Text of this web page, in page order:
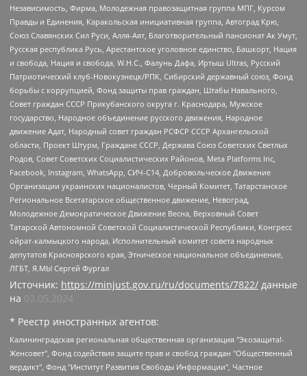
Независимость, Фирма, Молодежная правозащитная группа МПГ, Курсом
Правды и Единения, Каракольская инициативная группа, Автоград Крю,
Союз Славянских Сил Руси, Алля-Аят, Благотворительный пансионат Ак Умут,
Русская республика Русь, Арестантское уголовное единство, Башкорт, Нация
и свобода, Нация и свобода, W.H.С., Фалунь Дафа, Иртыш Ultras, Русский
Патриотический клуб-Новокузнецк/РПК, Сибирский державный союз, Фонд
борьбы с коррупцией, Фонд защиты прав граждан, Штабы Навального,
Совет граждан СССР Прикубанского округа г. Краснодара, Мужское
государство, Народное объединение русского движения, Народное
движение Адат, Народный совет граждан РСФСР СССР Архангельской
области, Проект Штурм, Граждане СССР, Держава Союз Советских Светлых
Родов, Совет Советских Социалистических Районов, Meta Platforms Inc,
Facebook, Instagram, WhatsApp, СИЧ-С14, Добровольческое Движение
Организации украинских националистов, Черный Комитет, Татарстанское
Региональное Всетатарское общественное движение, Невоград,
Молодежное Демократическое Движение Весна, Верховный Совет
Татарской Автономной Советской Социалистической Республики, Конгресс
ойрат-калмыцкого народа, Исполнительный комитет совета народных
депутатов Красноярского края, Этническое национальное объединение,
ЛГБТ, Я.МЫ Сергей Фургал
Источник: https://minjust.gov.ru/ru/documents/7822/ данные
на 03.05.2024
* Реестр иностранных агентов:
Калининградская региональная общественная организация "Экозащита!-Женсовет", Фонд содействия защите прав и свобод граждан "Общественный вердикт", Фонд "Институт Развития Свободы Информации", Частное учреждение "Информационное агентство МЕМО. РУ", Региональная общественная организация "Общественная комиссия по сохранению наследия академика Сахарова", Фонд поддержки свободы прессы, Санкт-Петербургская общественная правозащитная организация "Гражданский контроль", Межрегиональная общественная организация "Информационно-просветительский центр "Мемориал", Региональный Фонд "Центр Защиты Прав Средств Массовой Информации", с 05.12.2023 Фонд "Центр Защиты Прав Средств массовой информации", Региональная общественная благотворительная организация помощи беженцам и мигрантам "Гражданское содействие", Негосударственное образовательное учреждение дополнительного профессионального образования (повышение квалификации) специалистов "АКАДЕМИЯ ПО ПРАВАМ ЧЕЛОВЕКА", Свердловская региональная общественная организация "Сутяжник", Автономная некоммерческая организация "Центр независимых социологических исследований", Союз общественных объединений "Российский исследовательский центр по правам человека", Региональное общественное учреждение научно-информационный центр "МЕМОРИАЛ", Некоммерческая организация "Фонд защиты гласности", Автономная некоммерческая организация "Институт прав человека", Городская общественная организация "Екатеринбургское общество "МЕМОРИАЛ", Городская общественная организация "Рязанское историко-просветительское и правозащитное общество "Мемориал" (Рязанский Мемориал), Челябинский региональный орган общественной самодеятельности – женское общественное объединение "Женщины Евразии", Челябинский региональный орган общественной самодеятельности "Уральская правозащитная группа", Фонд содействия защите здоровья и социальной справедливости имени Андрея Рылькова, Автономная Некоммерческая Организация "Аналитический Центр Юрия Левады", Автономная некоммерческая организация социальной поддержки населения "Проект Апрель", Региональная общественная организация помощи женщинам и детям, находящимся в кризисной ситуации "Информационно-методический центр "Анна", Фонд содействия развитию массовых коммуникаций и правовому просвещению "Так-так-Так", Фонд содействия устойчивому развитию "Серебряная тайга", Свердловский региональный общественный фонд социальных проектов "Новое время", "Idel.Реалии", Кавказ.Реалии, Крым.Реалии, Телеканал Настоящее Время, Татаро-башкирская служба Радио Свобода (Azatliq Radiosi), Радио Свободная Европа/Радио Свобода (PCE/PC), "Сибирь.Реалии", "Фактограф", Благотворительный фонд помощи осужденным и их семьям, Автономная некоммерческая организация "Институт глобализации и социальных движений", Фонд "В защиту прав заключенных", Частное учреждение "Центр поддержки и содействия развитию средств массовой информации", Пензенский региональный общественный благотворительный фонд "Гражданский союз", "Север.Реалии", Некоммерческая организация Фонд "Правовая инициатива", Общество с ограниченной ответственностью "Радио Свободная Европа/Радио Свобода", Чешское информационное агентство "MEDIUM-ORIENT", Красноярская региональная общественная организация "Мы против СПИДа", Камалягин Денис Николаевич, Маркелов Сергей Евгеньевич, Пономарев Лев Александрович, Савицкая Людмила Алексеевна, Автономная некоммерческая организация "Центр по работе с проблемой насилия "НАСИЛИЮ.НЕТ", Межрегиональный профессиональный союз работников здравоохранения "Альянс врачей", Юридическое лицо, зарегистрированное в Латвийской Республике, SIA "Medusa Project" (регистрационный номер 40103797863, дата регистрации 10.06.2014), Некоммерческая организация "Фонд по борьбе с коррупцией", Автономная некоммерческая организация "Институт права и публичной политики", Баданин Роман Сергеевич, Гликин Максим Александрович, Железнова Мария Михайловна, Лукьянова Юлия Сергеевна, Маетная Елизавета Витальевна, Маняхин Петр Борисович, Чуракова Ольга Владимировна, Ярош Юлия Петровна, Юридическое лицо "The Insider SIA", зарегистрированное в Риге, Латвийская Республика (дата регистрации 26.06.2015), являющееся администратором доменного имени интернет-издания "The Insider SIA", https://theins.ru, Постернак Алексей Евгеньевич, Рубин Михаил Аркадьевич, Анин Роман Александрович, Юридическое лицо Istories fonds, зарегистрированное в Латвийской Республике (регистрационный номер 50008295751, дата регистрации 24.02.2020), Великовский Дмитрий Александрович, Долинина Ирина Николаевна, Мароховская Алеся Алексеевна, Шлейнов Роман Юрьевич, Шмагун Олеся Валентиновна, Общество с ограниченной ответственностью "Альтаир 2021", Общество с ограниченной ответственностью "Вега 2021", Общество с ограниченной ответственностью "Главный редактор 2021", Общество с ограниченной ответственностью "Ромашки монолит", Важенков Артем Валерьевич, Ивановская областная общественная организация "Центр гендерных исследований", Гурман Юрий Альбертович, Медиапроект "ОВД-Инфо", Егоров Владимир Владимирович, Жилинский Владимир Александрович, Общество с ограниченной ответственностью "ЗП", Иванова София Юрьевна, Карезина Инна Павловна, Кильтау Екатерина Викторовна, Петров Алексей Викторович, Пискунов Сергей Евгеньевич, Смирнов Сергей Сергеевич, Тихонов Михаил Сергеевич, Общество с ограниченной ответственностью "ЖУРНАЛИСТ-ИНОСТРАННЫЙ АГЕНТ", Арапова Галина Юрьевна, Вольтская Татьяна Анатольевна, Американская компания "Mason G.E.S. Anonymous Foundation" (США), являющаяся владельцем интернет-издания https://mnews.world/, Компания "Stichting Bellingcat", зарегистрированная в Нидерландах (дата регистрации 11.07.2018), Захаров Андрей Вячеславович, Клепиковская Екатерина Дмитриевна, Общество с ограниченной ответственностью "МЕМО", Перл Роман Александрович, Симонов Евгений Алексеевич, Соловьева Елена Анатольевна, Сотников Даниил Владимирович, Сурначева Елизавета Дмитриевна, Автономная некоммерческая организация по защите прав человека и информированию населения "Якутия – Наше Мнение", Общество с ограниченной ответственностью "Москоу диджитал медиа", с 26.01.2023 Общество с ограниченной ответственностью "Чайка Белые сады", Ветошкина Валерия Валерьевна, Заговора Максим Александрович, Межрегиональное общественное движение "Российская ЛГБТ - сеть", Оленичев Максим Владимирович, Павлов Иван Юрьевич, Скворцова Елена Сергеевна, Общество с ограниченной ответственностью "Как бы инагент", Кочетков Игорь Викторович, Общество с ограниченной ответственностью "Честные выборы", Еланчик Олег Александрович, Общество с ограниченной ответственностью "Нобелевский призыв", Гималова Регина Эмилевна, Григорьев Андрей Валерьевич, Григорьева Алина Александровна, Ассоциация по содействию защите прав призывников, альтернативнослужащих и военнослужащих "Правозащитная группа "Гражданин.Армия.Право", Хисамова Регина Фаритовна, Автономная некоммерческая организация по реализации социально-правовых программ "Лилит", Дальневосточное общественное движение "Маяк", Санкт-Петербургская ЛГБТ-инициативная группа "Выход", Инициативная группа ЛГБТ+ "Реверс", Алексеев Андрей Викторович, Бекбулатова Таисия Львовна, Беляев Иван Михайлович, Владыкина Елена Сергеевна, Гельман Марат Александрович, Никульшина Вероника Юрьевна, Толоконникова Надежда Андреевна, Шендерович Виктор Анатольевич, Общество с ограниченной ответственностью "Данное сообщение", Общество с ограниченной ответственностью Издательский дом "Новая глава", Айнбиндер Александра Александровна, Московский комьюнити-центр для ЛГБТ+инициатив, Благотворительный фонд развития филантропии, Deutsche Welle (Германия, Kurt-Schumacher-Strasse 3, 53113 Bonn), Борзунова Мария Михайловна, Воробьев Виктор Викторович, Голубева Анна Львовна, Константинова Алла Михайловна, Малкова Ирина Владимировна, Мурадов Мурад Абдулгалимович, Осетинская Елизавета Николаевна, Понасенков Евгений Николаевич, Ганапольский Матвей Юрьевич, Киселев Евгений Алексеевич, Борухович Ирина Григорьевна, Дремин Иван Тимофеевич, Дубровский Дмитрий Викторович, Красноярская региональная общественная организация поддержки и развития альтернативных образовательных технологий и межкультурных коммуникаций "ИНТЕРРА", Маяковская Екатерина Алексеевна, Фейгин Марк Захарович, Филимонов Андрей Викторович, Дзугкоева Регина Николаевна, Доброхотов Роман Александрович, Дудь Юрий Александрович, Елкин Сергей Владимирович, Кругликов Кирилл Игоревич, Сабунаева Мария Леонидовна, Семенов Алексей Владимирович, Шаинян Карен Багратович, Шульман Екатерина Михайловна, Асафьев Артур Валерьевич, Вахштайн Виктор Семенович, Венедиктов Алексей Алексеевич, Лушникова Екатерина Евгеньевна, Волков Леонид Михайлович, Невзоров Александр Глебович, Пархоменко Сергей Борисович, Сироткин Ярослав Николаевич, Кара-Мурза Владимир Владимирович, Баранова Наталья Владимировна, Гозман Леонид Яковлевич, Кагарлицкий Борис Юльевич, Климарев Михаил Валерьевич, Милов Владимир Станиславович, Автономная некоммерческая организация Краснодарский центр современного искусства "Типография", Моргенштерн Алишер Тагирович, Соболь Любовь Эдуардовна, Общество с ограниченной ответственностью "ЛИЗА НОРМ", Каспаров Гарри Кимович, Ходорковский Михаил Борисович, Общество с ограниченной ответственностью "Апрельские тезисы", Данилович Ирина Брониславовна, Кашин Олег Владимирович, Петров Николай Владимирович, Пивоваров Алексей Владимирович, Соколов Михаил Владимирович, Цветкова Юлия Владимировна, Чичваркин Евгений Александрович, Комитет против пыток/Команда против пыток, Общество с ограниченной ответственностью "Первый научный", Общество с ограниченной ответственностью "Вертолет и ко", Белоцерковская Вероника Борисовна, Кац Максим Евгеньевич, Лазарева Татьяна Юрьевна, Шаведдинов Руслан Табризович, Яшин Илья Валерьевич, Общество с ограниченной ответственностью "Иноагент ААВ", Алешковский Дмитрий Петрович, Альбац Евгения Марковна, Быков Дмитрий Львович, Галямина Юлия Евгеньевна, Лойко Сергей Леонидович, Мартынов Кирилл Константинович, Медведев Сергей Александрович, Крашенинников Федор Геннадиевич, Гордеева Катерина Вл